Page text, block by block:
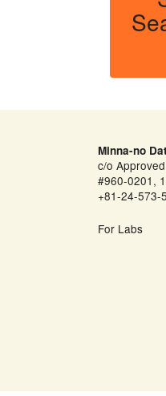
Minna-no
c/o
#960-0201,
+81-24-573-
For Labs